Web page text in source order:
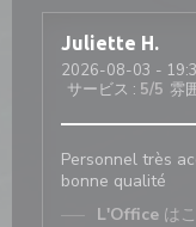
Juliette H
2026-08-03 -
サービス : 5/5 雰
Personnel très
bonne qualité
L'Office は